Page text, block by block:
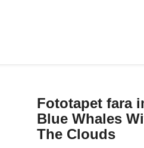
Fototapet fara
Blue Whales
The Clouds